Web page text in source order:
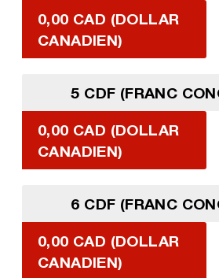
0,00 CAD (DOLLAR
CANADIEN)
5 CDF (FRANC
0,00 CAD (DOLLAR
CANADIEN)
6 CDF (FRANC
0,00 CAD (DOLLAR
CANADIEN)